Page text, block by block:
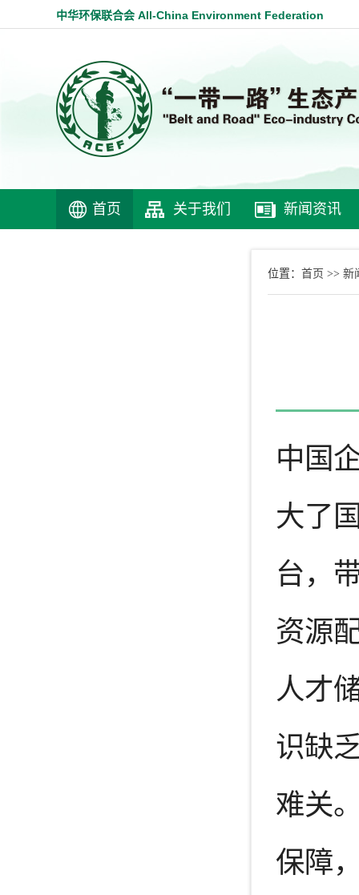
中华环保联合会 All-China Environment Federation
首页 关于我们 新闻资讯
位置： 首页 >> 新
中国
大了
台，
资源
人才
识缺
难关
保障